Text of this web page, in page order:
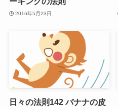
2016年5月23日
日々の法則142 バナナの皮